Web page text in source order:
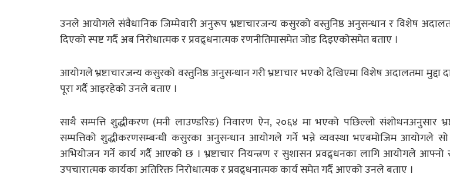
उनले आयोगले संवैधानिक जिम्मेवारी अनुरूप भ्रष्टाचारजन्य कसुरको वस्तुनिष्ठ अनुसन्धान र विशेष
दिएको स्पष्ट गर्दै अब निरोधात्मक र प्रवद्र्धनात्मक रणनीतिमासमेत जोड दिइएकोसमेत बताए ।
आयोगले भ्रष्टाचारजन्य कसुरको वस्तुनिष्ठ अनुसन्धान गरी भ्रष्टाचार भएको देखिएमा विशेष अदालतमा मुद्दा
पूरा गर्दै आइरहेको उनले बताए ।
साथै सम्पत्ति शुद्धीकरण (मनी लाउण्डरिङ) निवारण ऐन, २०६४ मा भएको पछिल्लो संशोधनअनुसार
सम्पत्तिको शुद्धीकरणसम्बन्धी कसुरका अनुसन्धान आयोगले गर्ने भन्ने व्यवस्था भएबमोजिम आयोगले
अभियोजन गर्ने कार्य गर्दै आएको छ । भ्रष्टाचार नियन्त्रण र सुशासन प्रवद्र्धनका लागि आयोगले आफ्नो
उपचारात्मक कार्यका अतिरिक्त निरोधात्मक र प्रवद्र्धनात्मक कार्य समेत गर्दै आएको उनले बताए ।